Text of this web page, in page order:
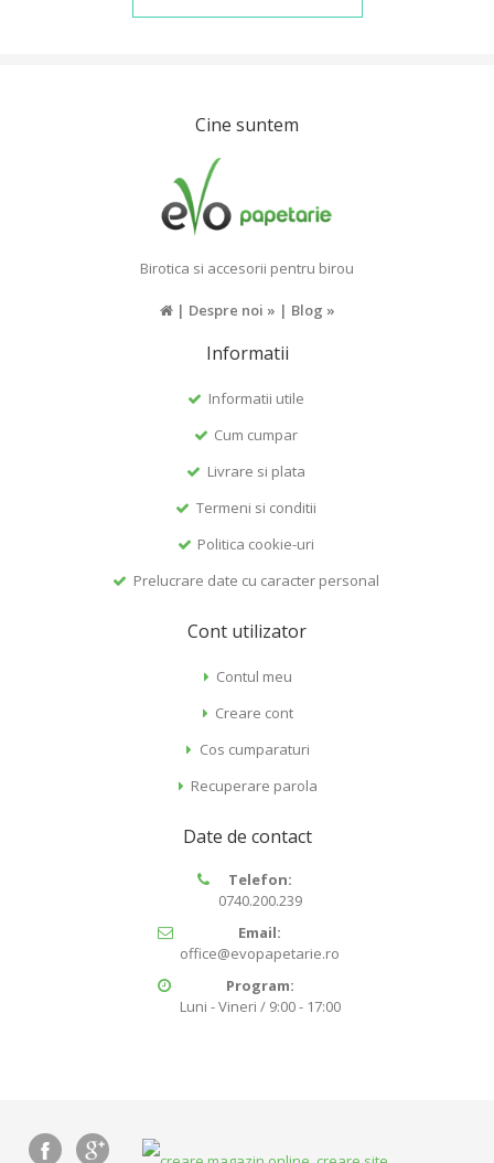
Cine suntem
Birotica si accesorii pentru birou
| Despre noi » | Blog »
Informatii
Informatii utile
Cum cumpar
Livrare si plata
Termeni si conditii
Politica cookie-uri
Prelucrare date cu caracter personal
Cont utilizator
Contul meu
Creare cont
Cos cumparaturi
Recuperare parola
Date de contact
Telefon:
0740.200.239
Email:
office@evopapetarie.ro
Program:
Luni - Vineri / 9:00 - 17:00